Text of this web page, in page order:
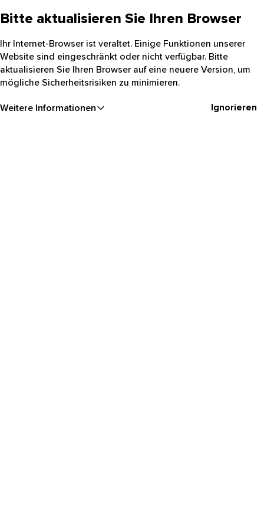
Bitte aktualisieren Sie Ihren Browser
Ihr Internet-Browser ist veraltet. Einige Funktionen unserer
Website sind eingeschränkt oder nicht verfügbar. Bitte
aktualisieren Sie Ihren Browser auf eine neuere Version, um
mögliche Sicherheitsrisiken zu minimieren.
Weitere Informationen Ignorieren